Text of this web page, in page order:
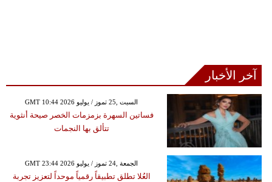
آخر الأخبار
GMT 10:44 2026 السبت ,25 تموز / يوليو
فساتين السهرة بزمزمات الخصر صيحة أنثوية
تتألق بها النجمات
GMT 23:44 2026 الجمعة ,24 تموز / يوليو
العُلا تطلق تطبيقاً رقمياً موحداً لتعزيز تجربة